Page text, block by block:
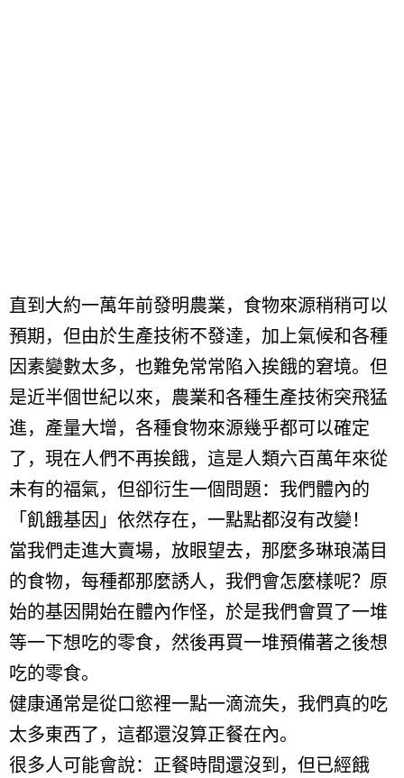
直到大約一萬年前發明農業，食物來源稍稍可以
預期，但由於生產技術不發達，加上氣候和各種
因素變數太多，也難免常常陷入挨餓的窘境。但
是近半個世紀以來，農業和各種生產技術突飛猛
進，產量大增，各種食物來源幾乎都可以確定
了，現在人們不再挨餓，這是人類六百萬年來從
未有的福氣，但卻衍生一個問題：我們體內的
「飢餓基因」依然存在，一點點都沒有改變！
當我們走進大賣場，放眼望去，那麼多琳琅滿目
的食物，每種都那麼誘人，我們會怎麼樣呢？原
始的基因開始在體內作怪，於是我們會買了一堆
等一下想吃的零食，然後再買一堆預備著之後想
吃的零食。
健康通常是從口慾裡一點一滴流失，我們真的吃
太多東西了，這都還沒算正餐在內。
很多人可能會說：正餐時間還沒到，但已經餓